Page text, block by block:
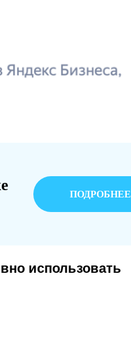
ПОДРОБНЕЕ
использовать